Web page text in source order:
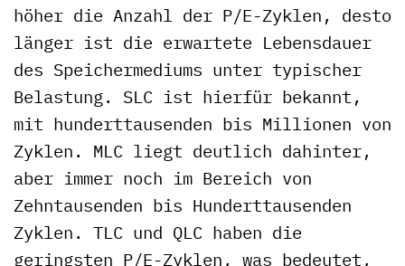
höher die Anzahl der P/E-Zyklen, desto
länger ist die erwartete Lebensdauer
des Speichermediums unter typischer
Belastung. SLC ist hierfür bekannt,
mit hunderttausenden bis Millionen von
Zyklen. MLC liegt deutlich dahinter,
aber immer noch im Bereich von
Zehntausenden bis Hunderttausenden
Zyklen. TLC und QLC haben die
geringsten P/E-Zyklen, was bedeutet,